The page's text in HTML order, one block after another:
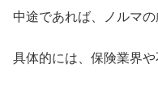
中途であれば、ノルマ
具体的には、保険業界や